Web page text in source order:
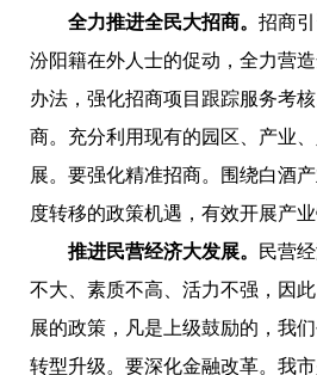
全力推进全民大招商。 招商
汾阳籍在外人士的促动，全力营
办法，强化招商项目跟踪服务考
商。 充分利用现有的园区、产业
展。 要强化精准招商。
围绕白酒
度转移的政策机遇，有效开展产
推进民营经济大发展。
民营
不大、素质不高、活力不强，因
展的政策，凡是上级鼓励的，我
转型升级。 要深化金融改革。 我